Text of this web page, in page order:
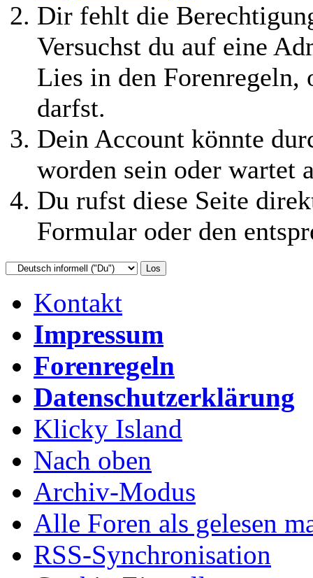
Dir fehlt die
Versuchst du auf eine
Lies in den Forenregeln,
darfst.
Dein Account könnte
worden sein oder wartet
Du rufst diese Seite
Formular oder den
Kontakt
Impressum
Forenregeln
Datenschutzerklärung
Klicky Island
Nach oben
Archiv-Modus
Alle Foren als gelesen
RSS-Synchronisation